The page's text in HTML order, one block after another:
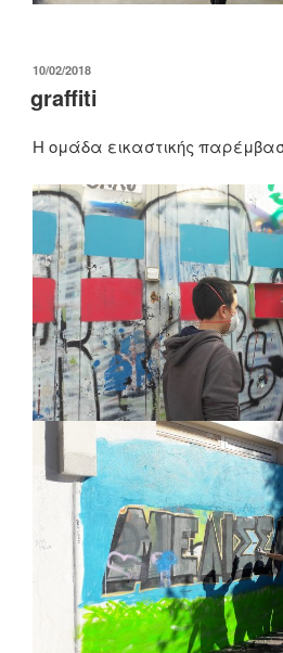
ΔΗΜΟΣΙΕΎΤΗΚΕ
10/02/2018
graffiti
Η ομάδα εικαστικής